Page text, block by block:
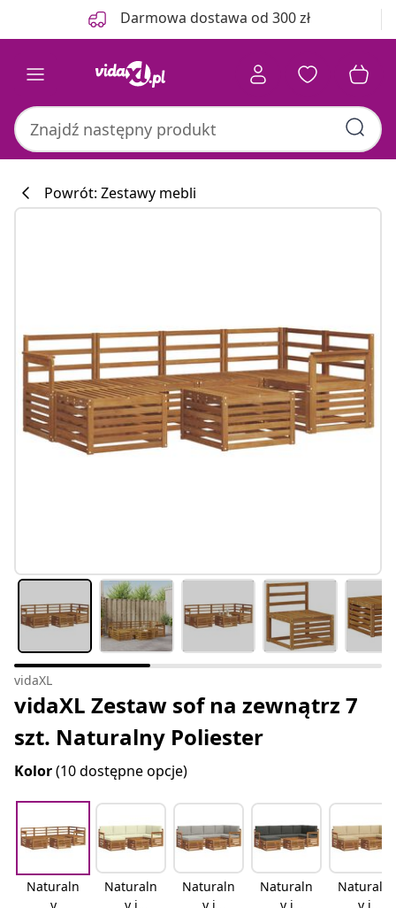
Darmowa dostawa od 300 zł
Powrót: Zestawy mebli
vidaXL
vidaXL Zestaw sof na zewnątrz 7
szt. Naturalny Poliester
Kolor(10 dostępne opcje)
Naturaln
Naturaln
Naturaln
Naturaln
Naturaln